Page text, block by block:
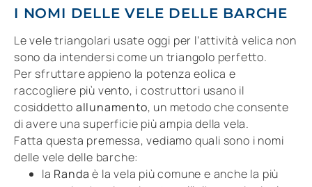
I NOMI DELLE VELE DELLE BARCHE
Le vele triangolari usate oggi per l’attività velica non
sono da intendersi come un triangolo perfetto.
Per sfruttare appieno la potenza eolica e
raccogliere più vento, i costruttori usano il
cosiddetto allunamento, un metodo che consente
di avere una superficie più ampia della vela.
Fatta questa premessa, vediamo quali sono i nomi
delle vele delle barche:
la Randa è la vela più comune e anche la più